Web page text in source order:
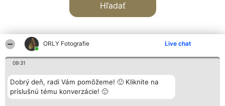
ORLY Fotografie Live chat
09:31
Dobrý deň, radi Vám pomôžeme! 🙂 Kliknite na
príslušnú tému konverzácie! 🙂
Hľadať
Organizátor hodnotenia
Bright Side Solutions sp. z o.
o. sp. k.
Hodnotenie
Laureáti
Lista
Kontakt
Kontakt